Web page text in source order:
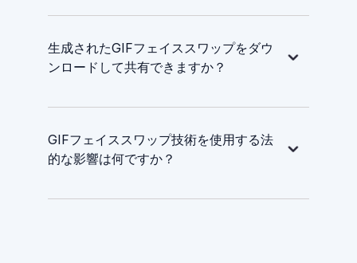
生成されたGIFフェイススワップをダウ
ンロードして共有できますか？
GIFフェイススワップ技術を使用する法
的な影響は何ですか？